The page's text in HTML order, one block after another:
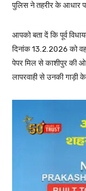
पुलिस ने तहरीर के आधार
आपको बता दें कि पूर्व
दिनांक 13.2.2026 को वह
पेपर मिल से काशीपुर की
लापरवाही से उनकी गाड़ी